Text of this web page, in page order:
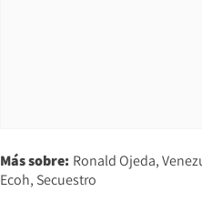
Más sobre: Ronald Ojeda
Ecoh Secuestro